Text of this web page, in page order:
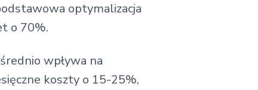
optymalizacja
o 70%.
wpływa na
koszty o 15-25%,